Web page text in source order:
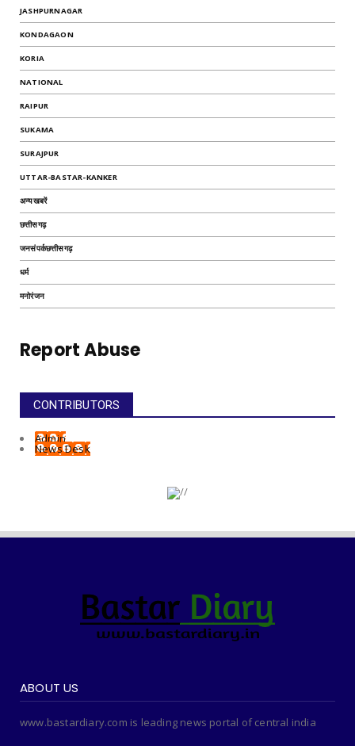
JASHPURNAGAR
KONDAGAON
KORIA
NATIONAL
RAIPUR
SUKAMA
SURAJPUR
UTTAR-BASTAR-KANKER
अन्यखबरें
छत्तीसगढ़
जनसंपर्कछत्तीसगढ़
धर्म
मनोरंजन
Report Abuse
CONTRIBUTORS
Admin
News Desk
ABOUT US
www.bastardiary.com is leading news portal of central india